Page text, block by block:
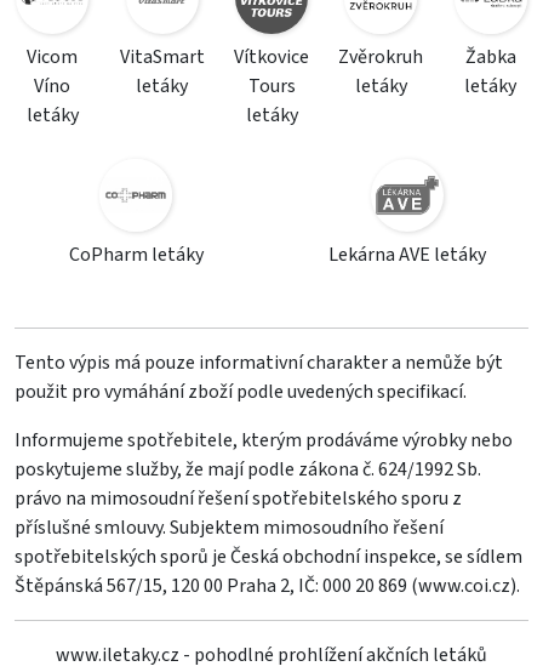
Vicom
Víno
letáky
VitaSmart
letáky
Vítkovice
Tours
letáky
Zvěrokruh
letáky
Žabka
letáky
CoPharm letáky Lekárna AVE letáky
Tento výpis má pouze informativní charakter a nemůže být
použit pro vymáhání zboží podle uvedených specifikací.
Informujeme spotřebitele, kterým prodáváme výrobky nebo
poskytujeme služby, že mají podle zákona č. 624/1992 Sb.
právo na mimosoudní řešení spotřebitelského sporu z
příslušné smlouvy. Subjektem mimosoudního řešení
spotřebitelských sporů je Česká obchodní inspekce, se sídlem
Štěpánská 567/15, 120 00 Praha 2, IČ: 000 20 869 (www.coi.cz).
www.iletaky.cz - pohodlné prohlížení akčních letáků